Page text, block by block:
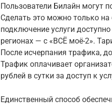
Пользователи Билайн могут
Сделать это можно только
подключение услуги
регионах — с «ВСЁ моё-2».
После исчерпания трафика,
Трафик оплачивает
рублей в сутки за доступ к
Единственный способ